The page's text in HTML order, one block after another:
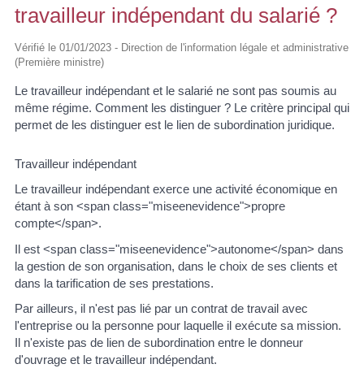
travailleur indépendant du salarié ?
Vérifié le 01/01/2023 - Direction de l'information légale et administrative
(Première ministre)
Le travailleur indépendant et le salarié ne sont pas soumis au
même régime. Comment les distinguer ? Le critère principal qui
permet de les distinguer est le lien de subordination juridique.
Travailleur indépendant
Le travailleur indépendant exerce une activité économique en
étant à son <span class="miseenevidence">propre
compte</span>.
Il est <span class="miseenevidence">autonome</span> dans
la gestion de son organisation, dans le choix de ses clients et
dans la tarification de ses prestations.
Par ailleurs, il n'est pas lié par un contrat de travail avec
l'entreprise ou la personne pour laquelle il exécute sa mission.
Il n'existe pas de lien de subordination entre le donneur
d'ouvrage et le travailleur indépendant.